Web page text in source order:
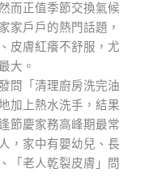
而正值季節交換氣候
家戶戶的熱門話題，
皮膚紅癢不舒服，尤
大。
問「清理廚房洗完油
加上熱水洗手，結果
節慶家務高峰期最常
，家中有嬰幼兒、長
「老人乾裂皮膚」問